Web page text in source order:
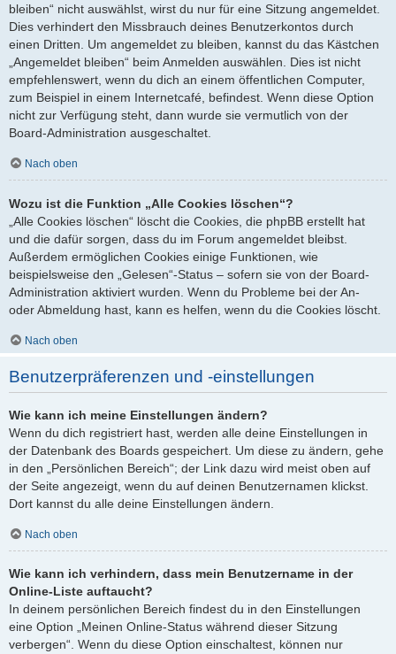
bleiben“ nicht auswählst, wirst du nur für eine Sitzung angemeldet.
Dies verhindert den Missbrauch deines Benutzerkontos durch
einen Dritten. Um angemeldet zu bleiben, kannst du das Kästchen
„Angemeldet bleiben“ beim Anmelden auswählen. Dies ist nicht
empfehlenswert, wenn du dich an einem öffentlichen Computer,
zum Beispiel in einem Internetcafé, befindest. Wenn diese Option
nicht zur Verfügung steht, dann wurde sie vermutlich von der
Board-Administration ausgeschaltet.
Nach oben
Wozu ist die Funktion „Alle Cookies löschen“?
„Alle Cookies löschen“ löscht die Cookies, die phpBB erstellt hat
und die dafür sorgen, dass du im Forum angemeldet bleibst.
Außerdem ermöglichen Cookies einige Funktionen, wie
beispielsweise den „Gelesen“-Status – sofern sie von der Board-
Administration aktiviert wurden. Wenn du Probleme bei der An-
oder Abmeldung hast, kann es helfen, wenn du die Cookies löscht.
Nach oben
Benutzerpräferenzen und -einstellungen
Wie kann ich meine Einstellungen ändern?
Wenn du dich registriert hast, werden alle deine Einstellungen in
der Datenbank des Boards gespeichert. Um diese zu ändern, gehe
in den „Persönlichen Bereich“; der Link dazu wird meist oben auf
der Seite angezeigt, wenn du auf deinen Benutzernamen klickst.
Dort kannst du alle deine Einstellungen ändern.
Nach oben
Wie kann ich verhindern, dass mein Benutzername in der
Online-Liste auftaucht?
In deinem persönlichen Bereich findest du in den Einstellungen
eine Option „Meinen Online-Status während dieser Sitzung
verbergen“. Wenn du diese Option einschaltest, können nur